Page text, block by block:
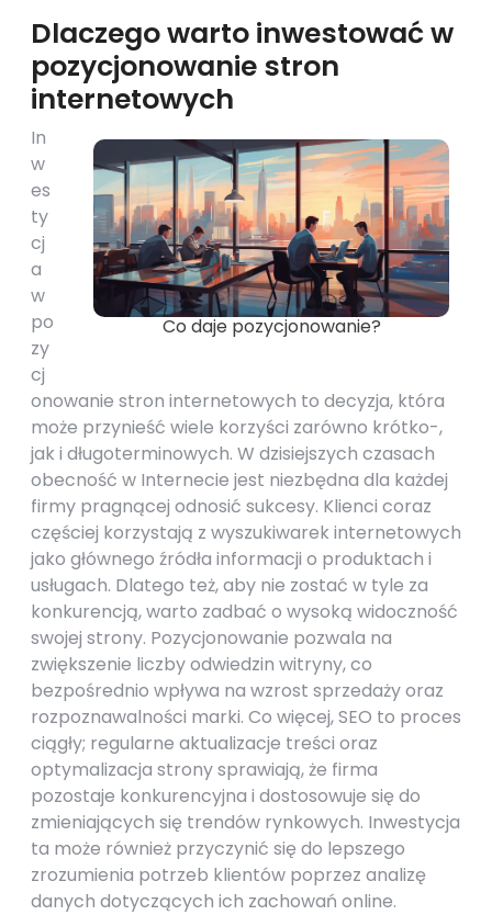
Dlaczego warto inwestować w
pozycjonowanie stron
internetowych
Co daje pozycjonowanie?
In
w
es
ty
cj
a
w
po
zy
cj
onowanie stron internetowych to decyzja, która
może przynieść wiele korzyści zarówno krótko-,
jak i długoterminowych. W dzisiejszych czasach
obecność w Internecie jest niezbędna dla każdej
firmy pragnącej odnosić sukcesy. Klienci coraz
częściej korzystają z wyszukiwarek internetowych
jako głównego źródła informacji o produktach i
usługach. Dlatego też, aby nie zostać w tyle za
konkurencją, warto zadbać o wysoką widoczność
swojej strony. Pozycjonowanie pozwala na
zwiększenie liczby odwiedzin witryny, co
bezpośrednio wpływa na wzrost sprzedaży oraz
rozpoznawalności marki. Co więcej, SEO to proces
ciągły; regularne aktualizacje treści oraz
optymalizacja strony sprawiają, że firma
pozostaje konkurencyjna i dostosowuje się do
zmieniających się trendów rynkowych. Inwestycja
ta może również przyczynić się do lepszego
zrozumienia potrzeb klientów poprzez analizę
danych dotyczących ich zachowań online.